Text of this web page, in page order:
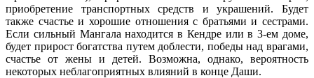
приобретение транспортных средств и украшений. Будет
также счастье и хорошие отношения с братьями и сестрами.
Если сильный Мангала находится в Кендре или в 3-ем доме,
будет прирост богатства путем доблести, победы над врагами,
счастье от жены и детей. Возможна, однако, вероятность
некоторых неблагоприятных влияний в конце Даши.